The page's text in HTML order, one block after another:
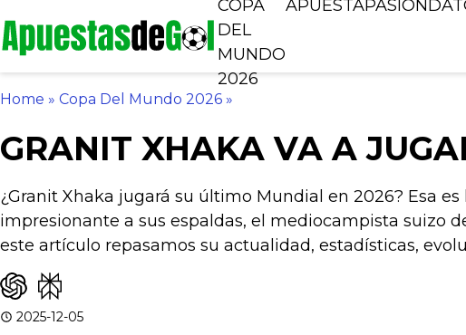
COPA
DEL
MUNDO
2026
APUESTAPASIÓN
Home » Copa Del Mundo 2026 »
GRANIT XHAKA VA A
¿Granit Xhaka jugará su último Mundial en 2026? Esa
impresionante a sus espaldas, el mediocampista suizo
este artículo repasamos su actualidad, estadísticas,
2025-12-05